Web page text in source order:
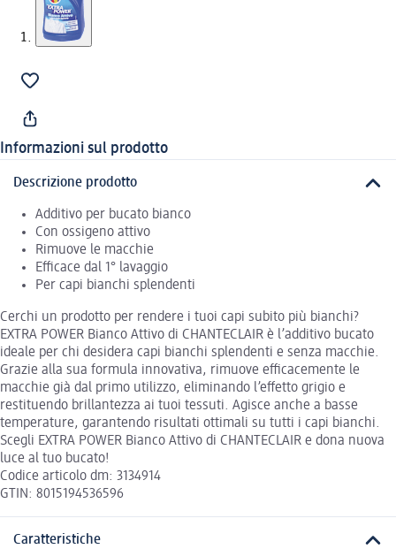
Informazioni sul prodotto
Descrizione prodotto
Additivo per bucato bianco
Con ossigeno attivo
Rimuove le macchie
Efficace dal 1° lavaggio
Per capi bianchi splendenti
Cerchi un prodotto per rendere i tuoi capi subito più bianchi?
EXTRA POWER Bianco Attivo di CHANTECLAIR è l’additivo bucato
ideale per chi desidera capi bianchi splendenti e senza macchie.
Grazie alla sua formula innovativa, rimuove efficacemente le
macchie già dal primo utilizzo, eliminando l’effetto grigio e
restituendo brillantezza ai tuoi tessuti. Agisce anche a basse
temperature, garantendo risultati ottimali su tutti i capi bianchi.
Scegli EXTRA POWER Bianco Attivo di CHANTECLAIR e dona nuova
luce al tuo bucato!
Codice articolo dm: 3134914
GTIN: 8015194536596
Caratteristiche